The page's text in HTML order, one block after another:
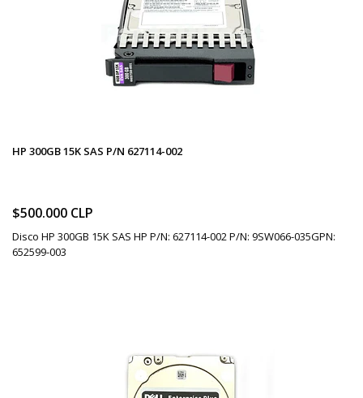
HP 300GB 15K SAS P/N 627114-002
$500.000 CLP
Disco HP 300GB 15K SAS HP P/N: 627114-002 P/N: 9SW066-035GPN:
652599-003